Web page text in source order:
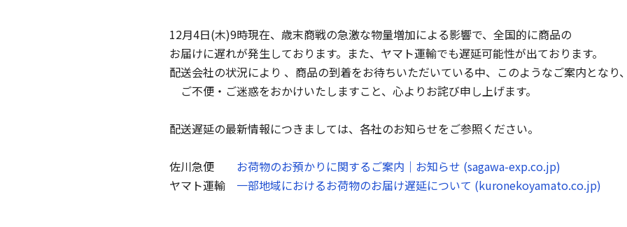
12月4日(木)9時現在、歳末商戦の急激な物量増加による影響で、全国的に商品の
お届けに遅れが発生しております。また、ヤマト運輸でも遅延可能性が出ております。
配送会社の状況により 、商品の到着をお待ちいただいている中、このようなご案内となり
ご不便・ご迷惑をおかけいたしますこと、心よりお詫び申し上げます。
配送遅延の最新情報につきましては、各社のお知らせをご参照ください。
佐川急便 お荷物のお預かりに関するご案内｜お知らせ (sagawa-exp.co.jp)
ヤマト運輸 一部地域におけるお荷物のお届け遅延について (kuronekoyamato.co.jp)